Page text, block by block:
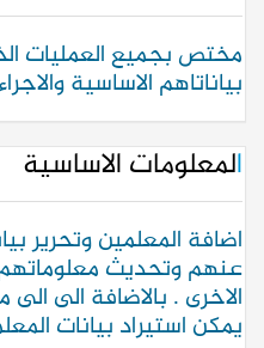
مختص بجميع العمليات
بياناتاهم الاساسية
المعلومات الاساسية
اضافة المعلمين وتحرير
عنهم وتحديث معلوماتهم
الاخرى . بالاضافة الى
يمكن استيراد بيانات